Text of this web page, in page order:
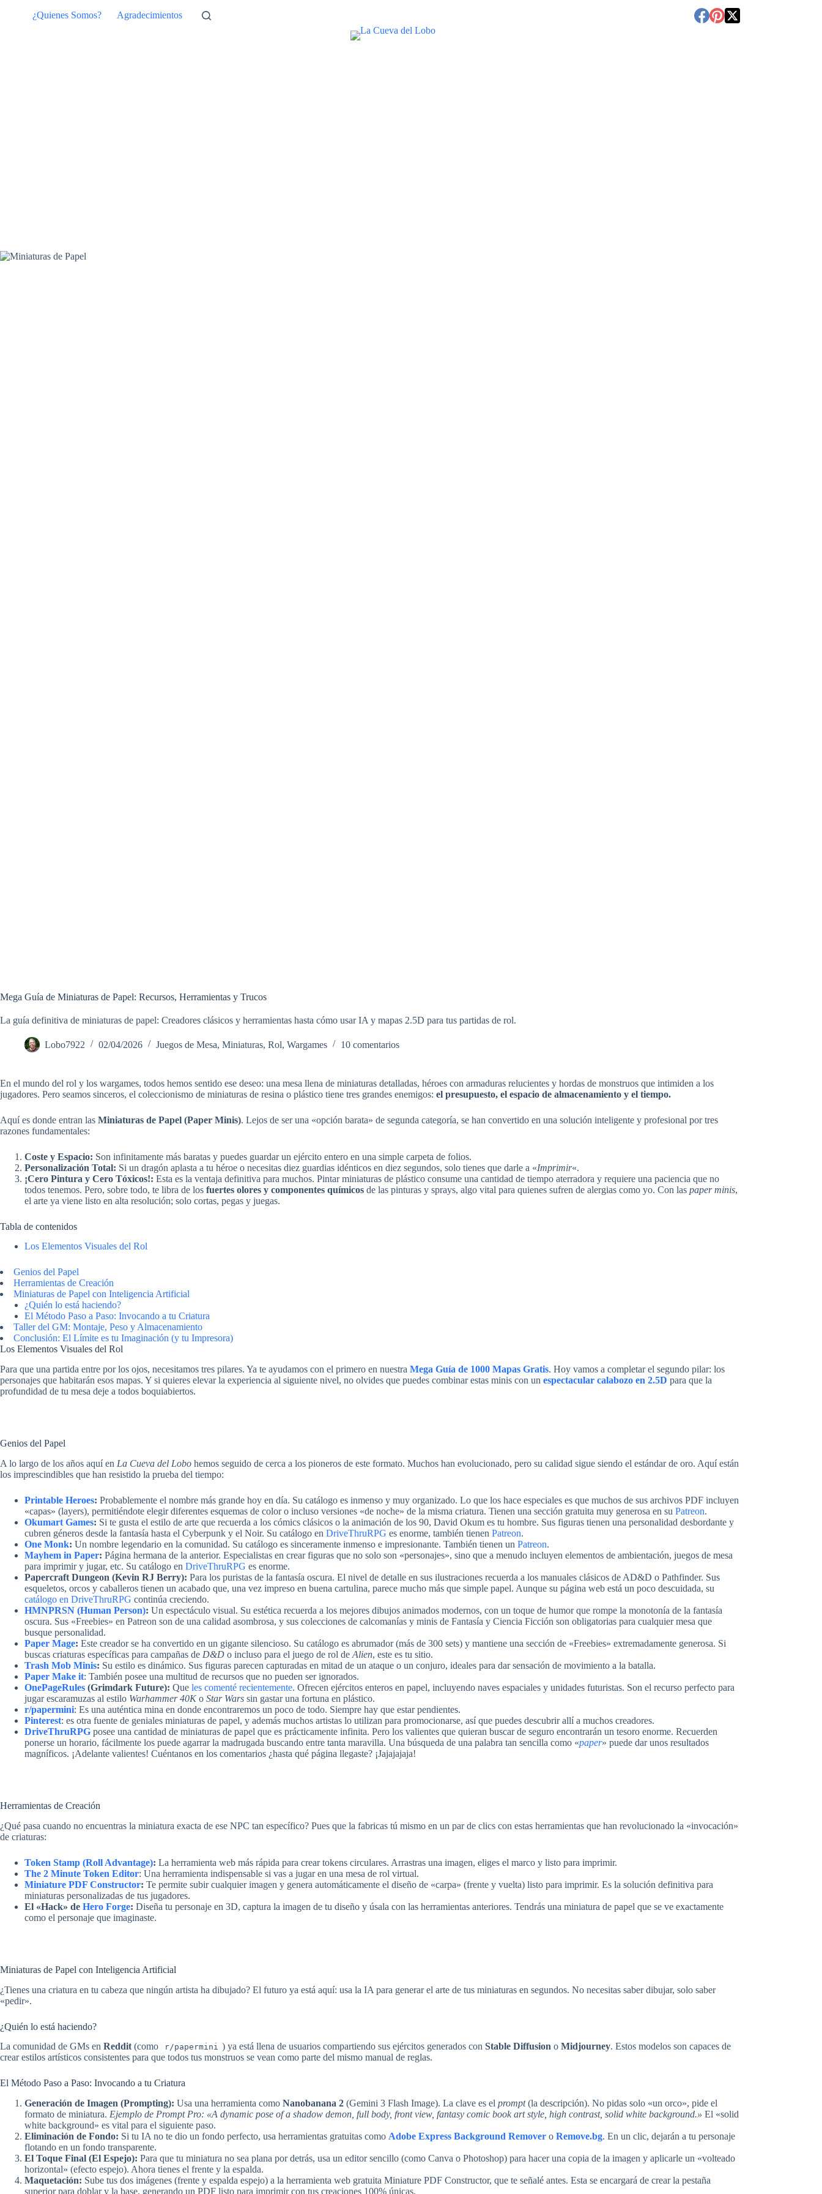
¿Quienes Somos? Agradecimientos
Mega Guía de Miniaturas de Papel: Recursos, Herramientas y Trucos
La guía definitiva de miniaturas de papel: Creadores clásicos y herramientas hasta cómo usar IA y mapas 2.5D para tus partidas de rol.
Lobo7922 02/04/2026 Juegos de Mesa, Miniaturas, Rol, Wargames 10 comentarios
En el mundo del rol y los wargames, todos hemos sentido ese deseo: una mesa llena de miniaturas detalladas, héroes con armaduras relucientes y hordas de monstruos que intimiden a los
jugadores. Pero seamos sinceros, el coleccionismo de miniaturas de resina o plástico tiene tres grandes enemigos: el presupuesto, el espacio de almacenamiento y el tiempo.
Aquí es donde entran las Miniaturas de Papel (Paper Minis). Lejos de ser una «opción barata» de segunda categoría, se han convertido en una solución inteligente y profesional por tres
razones fundamentales:
Coste y Espacio: Son infinitamente más baratas y puedes guardar un ejército entero en una simple carpeta de folios.
Personalización Total: Si un dragón aplasta a tu héroe o necesitas diez guardias idénticos en diez segundos, solo tienes que darle a «Imprimir«.
¡Cero Pintura y Cero Tóxicos!: Esta es la ventaja definitiva para muchos. Pintar miniaturas de plástico consume una cantidad de tiempo aterradora y requiere una paciencia que no
todos tenemos. Pero, sobre todo, te libra de los fuertes olores y componentes químicos de las pinturas y sprays, algo vital para quienes sufren de alergias como yo. Con las paper minis,
el arte ya viene listo en alta resolución; solo cortas, pegas y juegas.
Tabla de contenidos
Los Elementos Visuales del Rol
Genios del Papel
Herramientas de Creación
Miniaturas de Papel con Inteligencia Artificial
¿Quién lo está haciendo?
El Método Paso a Paso: Invocando a tu Criatura
Taller del GM: Montaje, Peso y Almacenamiento
Conclusión: El Límite es tu Imaginación (y tu Impresora)
Los Elementos Visuales del Rol
Para que una partida entre por los ojos, necesitamos tres pilares. Ya te ayudamos con el primero en nuestra Mega Guía de 1000 Mapas Gratis. Hoy vamos a completar el segundo pilar: los
personajes que habitarán esos mapas. Y si quieres elevar la experiencia al siguiente nivel, no olvides que puedes combinar estas minis con un espectacular calabozo en 2.5D para que la
profundidad de tu mesa deje a todos boquiabiertos.
Genios del Papel
A lo largo de los años aquí en La Cueva del Lobo hemos seguido de cerca a los pioneros de este formato. Muchos han evolucionado, pero su calidad sigue siendo el estándar de oro. Aquí están
los imprescindibles que han resistido la prueba del tiempo:
Printable Heroes: Probablemente el nombre más grande hoy en día. Su catálogo es inmenso y muy organizado. Lo que los hace especiales es que muchos de sus archivos PDF incluyen
«capas» (layers), permitiéndote elegir diferentes esquemas de color o incluso versiones «de noche» de la misma criatura. Tienen una sección gratuita muy generosa en su Patreon.
Okumart Games: Si te gusta el estilo de arte que recuerda a los cómics clásicos o la animación de los 90, David Okum es tu hombre. Sus figuras tienen una personalidad desbordante y
cubren géneros desde la fantasía hasta el Cyberpunk y el Noir. Su catálogo en DriveThruRPG es enorme, también tienen Patreon.
One Monk: Un nombre legendario en la comunidad. Su catálogo es sinceramente inmenso e impresionante. También tienen un Patreon.
Mayhem in Paper: Página hermana de la anterior. Especialistas en crear figuras que no solo son «personajes», sino que a menudo incluyen elementos de ambientación, juegos de mesa
para imprimir y jugar, etc. Su catálogo en DriveThruRPG es enorme.
Papercraft Dungeon (Kevin RJ Berry): Para los puristas de la fantasía oscura. El nivel de detalle en sus ilustraciones recuerda a los manuales clásicos de AD&D o Pathfinder. Sus
esqueletos, orcos y caballeros tienen un acabado que, una vez impreso en buena cartulina, parece mucho más que simple papel. Aunque su página web está un poco descuidada, su
catálogo en DriveThruRPG continúa creciendo.
HMNPRSN (Human Person): Un espectáculo visual. Su estética recuerda a los mejores dibujos animados modernos, con un toque de humor que rompe la monotonía de la fantasía
oscura. Sus «Freebies» en Patreon son de una calidad asombrosa, y sus colecciones de calcomanías y minis de Fantasía y Ciencia Ficción son obligatorias para cualquier mesa que
busque personalidad.
Paper Mage: Este creador se ha convertido en un gigante silencioso. Su catálogo es abrumador (más de 300 sets) y mantiene una sección de «Freebies» extremadamente generosa. Si
buscas criaturas específicas para campañas de D&D o incluso para el juego de rol de Alien, este es tu sitio.
Trash Mob Minis: Su estilo es dinámico. Sus figuras parecen capturadas en mitad de un ataque o un conjuro, ideales para dar sensación de movimiento a la batalla.
Paper Make it: También posee una multitud de recursos que no pueden ser ignorados.
OnePageRules (Grimdark Future): Que les comenté recientemente. Ofrecen ejércitos enteros en papel, incluyendo naves espaciales y unidades futuristas. Son el recurso perfecto para
jugar escaramuzas al estilo Warhammer 40Ko Star Wars sin gastar una fortuna en plástico.
r/papermini: Es una auténtica mina en donde encontraremos un poco de todo. Siempre hay que estar pendientes.
Pinterest: es otra fuente de geniales miniaturas de papel, y además muchos artistas lo utilizan para promocionarse, así que puedes descubrir allí a muchos creadores.
DriveThruRPG posee una cantidad de miniaturas de papel que es prácticamente infinita. Pero los valientes que quieran buscar de seguro encontrarán un tesoro enorme. Recuerden
ponerse un horario, fácilmente los puede agarrar la madrugada buscando entre tanta maravilla. Una búsqueda de una palabra tan sencilla como «paper» puede dar unos resultados
magníficos. ¡Adelante valientes! Cuéntanos en los comentarios ¿hasta qué página llegaste? ¡Jajajajaja!
Herramientas de Creación
¿Qué pasa cuando no encuentras la miniatura exacta de ese NPC tan específico? Pues que la fabricas tú mismo en un par de clics con estas herramientas que han revolucionado la «invocación»
de criaturas:
Token Stamp (Roll Advantage): La herramienta web más rápida para crear tokens circulares. Arrastras una imagen, eliges el marco y listo para imprimir.
The 2 Minute Token Editor: Una herramienta indispensable si vas a jugar en una mesa de rol virtual.
Miniature PDF Constructor: Te permite subir cualquier imagen y genera automáticamente el diseño de «carpa» (frente y vuelta) listo para imprimir. Es la solución definitiva para
miniaturas personalizadas de tus jugadores.
El «Hack» de Hero Forge: Diseña tu personaje en 3D, captura la imagen de tu diseño y úsala con las herramientas anteriores. Tendrás una miniatura de papel que se ve exactamente
como el personaje que imaginaste.
Miniaturas de Papel con Inteligencia Artificial
¿Tienes una criatura en tu cabeza que ningún artista ha dibujado? El futuro ya está aquí: usa la IA para generar el arte de tus miniaturas en segundos. No necesitas saber dibujar, solo saber
«pedir».
¿Quién lo está haciendo?
La comunidad de GMs en Reddit (como r/papermini ) ya está llena de usuarios compartiendo sus ejércitos generados con Stable Diffusion o Midjourney. Estos modelos son capaces de
crear estilos artísticos consistentes para que todos tus monstruos se vean como parte del mismo manual de reglas.
El Método Paso a Paso: Invocando a tu Criatura
Generación de Imagen (Prompting): Usa una herramienta como Nanobanana 2 (Gemini 3 Flash Image). La clave es el prompt(la descripción). No pidas solo «un orco», pide el
formato de miniatura. Ejemplo de Prompt Pro: «A dynamic pose of a shadow demon, full body, front view, fantasy comic book art style, high contrast, solid white background.» El «solid
white background» es vital para el siguiente paso.
Eliminación de Fondo: Si tu IA no te dio un fondo perfecto, usa herramientas gratuitas como Adobe Express Background Remover o Remove.bg. En un clic, dejarán a tu personaje
flotando en un fondo transparente.
El Toque Final (El Espejo): Para que tu miniatura no sea plana por detrás, usa un editor sencillo (como Canva o Photoshop) para hacer una copia de la imagen y aplicarle un «volteado
horizontal» (efecto espejo). Ahora tienes el frente y la espalda.
Maquetación: Sube tus dos imágenes (frente y espalda espejo) a la herramienta web gratuita Miniature PDF Constructor, que te señalé antes. Esta se encargará de crear la pestaña
superior para doblar y la base, generando un PDF listo para imprimir con tus creaciones 100% únicas.